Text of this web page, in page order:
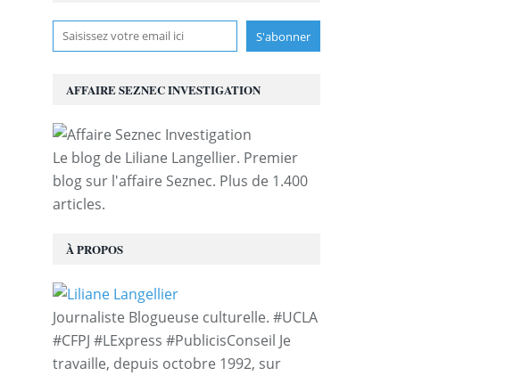
AFFAIRE SEZNEC INVESTIGATION
Le blog de Liliane Langellier. Premier
blog sur l'affaire Seznec. Plus de 1.400
articles.
À PROPOS
Journaliste Blogueuse culturelle. #UCLA
#CFPJ #LExpress #PublicisConseil Je
travaille, depuis octobre 1992, sur